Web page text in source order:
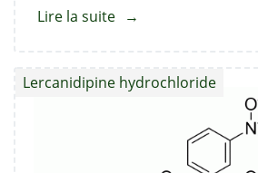
nitrophényl)-1,4-
3,5-
dicarboxylate
Lire la suite about
lercanidipine
desméthyl-
Lercanidipine hydrochloride